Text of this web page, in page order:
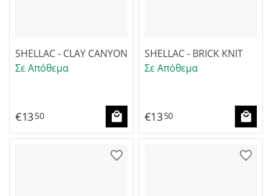
SHELLAC - CLAY CANYON
Σε Απόθεμα
€1350
SHELLAC - BRICK KNIT
Σε Απόθεμα
€1350